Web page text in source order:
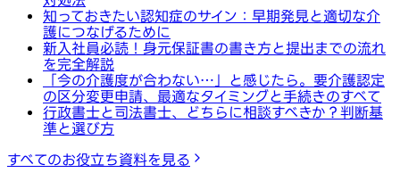
知っておきたい認知症のサイン：早期発見と適切な介
護につなげるために
新入社員必読！身元保証書の書き方と提出までの流れ
を完全解説
「今の介護度が合わない…」と感じたら。要介護認定
の区分変更申請、最適なタイミングと手続きのすべて
行政書士と司法書士、どちらに相談すべきか？判断基
準と選び方
すべてのお役立ち資料を見る